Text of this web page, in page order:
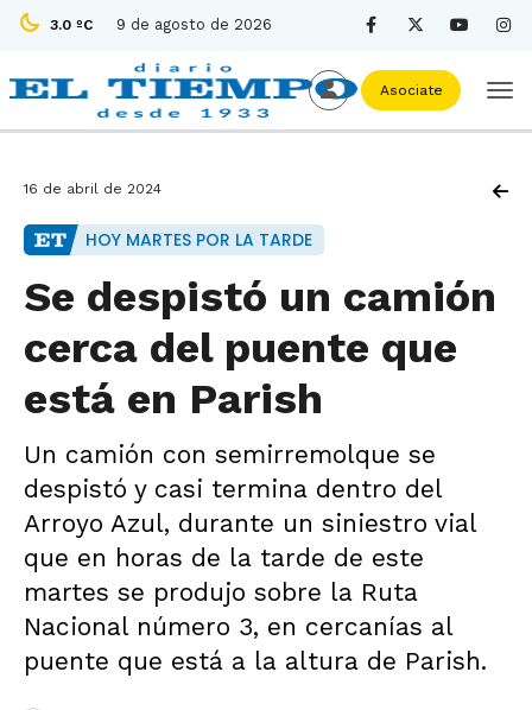
3.0 ºC 9 de agosto de 2026
Asociate
16 de abril de 2024
HOY MARTES POR LA TARDE
Se despistó un camión
cerca del puente que
está en Parish
Un camión con semirremolque se
despistó y casi termina dentro del
Arroyo Azul, durante un siniestro vial
que en horas de la tarde de este
martes se produjo sobre la Ruta
Nacional número 3, en cercanías al
puente que está a la altura de Parish.